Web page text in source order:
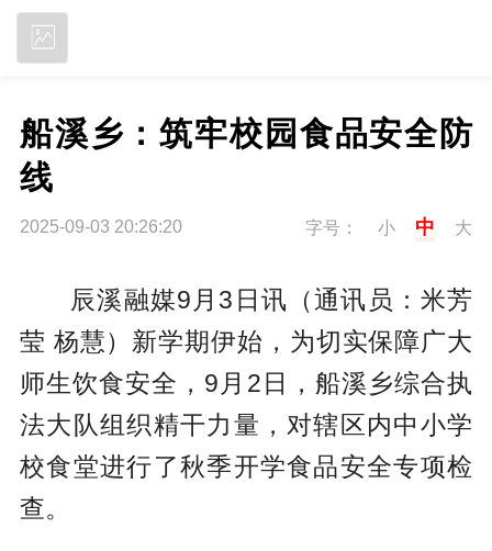
船溪乡：筑牢校园食品安全防
线
2025-09-03 20:26:20 字号： 小 中 大
辰溪融媒9月3日讯（通讯员：米芳
莹 杨慧）新学期伊始，为切实保障广大
师生饮食安全，9月2日，船溪乡综合执
法大队组织精干力量，对辖区内中小学
校食堂进行了秋季开学食品安全专项检
查。